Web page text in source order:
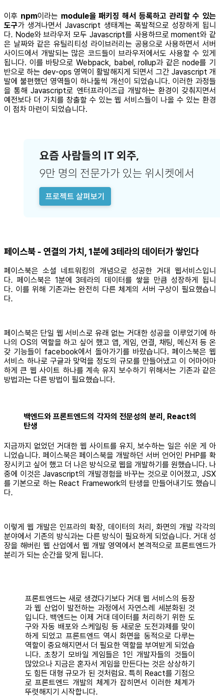
이후 npm이라는 module을 패키징 해서 등록하고 관리할 수 있는
도구가 생겨나면서 Javascript 생태계는 폭발적으로 성장하게 됩니
다. Node와 브라우저 모두 Javascript를 사용하므로 moment와 같
은 날짜와 같은 유틸리티성 라이브러리는 공용으로 사용하면서 서버
사이드에서 개발되는 많은 코드들이 브라우저에서도 사용할 수 있게
됩니다. 이를 바탕으로 Webpack, babel, rollup과 같은 node를 기
반으로 하는 dev-ops 영역이 활발해지게 되면서 그간 Javascript 개
발에 불편했던 영역들이 하나둘씩 개선이 되었습니다. 이러한 과정들
을 통해 Javascript로 엔터프라이즈급 개발하는 환경이 갖춰지면서
예전보다 더 가치를 창출할 수 있는 웹 서비스들이 나올 수 있는 환경
이 점차 마련이 되었습니다.
페이스북 - 연결의 가치, 1분에 3테라의 데이터가 쌓인다
페이스북은 소셜 네트워킹의 개념으로 성공한 거대 웹서비스입니
다. 페이스북은 1분에 3테라의 데이터를 쌓을 만큼 성장하게 됩니
다. 이를 위해 기존과는 완전히 다른 체계의 서버 구상이 필요했습니
다.
페이스북은 단일 웹 서비스로 유래 없는 거대한 성공을 이루었기에 하
나의 OS의 역할을 하고 싶어 했고 앱, 게임, 연결, 채팅, 메신저 등 온
갖 기능들이 facebook에서 돌아가기를 바랐습니다. 페이스북은 웹
서비스 하나로 구글과 맞먹을 정도의 규모를 만들어냈고 이 어마어마
하게 큰 웹 사이트 하나를 계속 유지 보수하기 위해서는 기존과 같은
방법과는 다른 방법이 필요했습니다.
백엔드와 프론트엔드의 각자의 전문성의 분리, React의
탄생
지금까지 없었던 거대한 웹 사이트를 유지, 보수하는 일은 쉬운 게 아
니었습니다. 페이스북은 페이스북을 개발하던 서버 언어인 PHP를 확
장시키고 싶어 했고 더 나은 방식으로 웹을 개발하기를 원했습니다. 나
중에 이것은 Javascript의 개발경험을 바꾸는 것으로 이어졌고, JSX
를 기본으로 하는 React Framework의 탄생을 만들어내기도 했습니
다.
이렇게 웹 개발은 인프라의 확장, 데이터의 처리, 화면의 개발 각각의
분야에서 기존의 방식과는 다른 방식이 필요하게 되었습니다. 거대 성
장을 해버린 웹 산업에서 웹 개발 영역에서 본격적으로 프론트엔드가
분리가 되는 순간을 맞게 됩니다.
프론트엔드는 새로 생겼다기보다 거대 웹 서비스의 등장
과 웹 산업이 발전하는 과정에서 자연스레 세분화된 것
입니다. 백엔드는 이제 거대 데이터를 처리하기 위한 도
구와 자동 배포와 스케일링 등 새로운 도전과제를 맞이
하게 되었고 프론트엔드 역시 화면을 동적으로 다루는
역할이 중요해지면서 더 필요한 역할을 부여받게 되었습
니다. 초창기 모바일 게임들은 1인 개발자들의 것들이
많았으나 지금은 혼자서 게임을 만든다는 것은 상상하기
도 힘든 대형 규모가 된 것처럼요. 특히 React를 기점으
로 프론트엔드 개발의 체계가 잡히면서 이러한 체계가
뚜렷해지기 시작합니다.